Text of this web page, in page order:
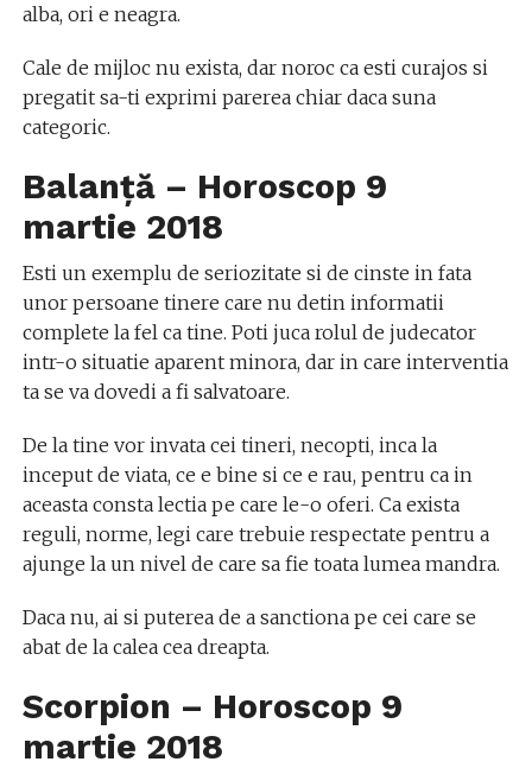
alba, ori e neagra.
Cale de mijloc nu exista, dar noroc ca esti curajos si
pregatit sa-ti exprimi parerea chiar daca suna
categoric.
Balanță – Horoscop 9
martie 2018
Esti un exemplu de seriozitate si de cinste in fata
unor persoane tinere care nu detin informatii
complete la fel ca tine. Poti juca rolul de judecator
intr-o situatie aparent minora, dar in care interventia
ta se va dovedi a fi salvatoare.
De la tine vor invata cei tineri, necopti, inca la
inceput de viata, ce e bine si ce e rau, pentru ca in
aceasta consta lectia pe care le-o oferi. Ca exista
reguli, norme, legi care trebuie respectate pentru a
ajunge la un nivel de care sa fie toata lumea mandra.
Daca nu, ai si puterea de a sanctiona pe cei care se
abat de la calea cea dreapta.
Scorpion – Horoscop 9
martie 2018